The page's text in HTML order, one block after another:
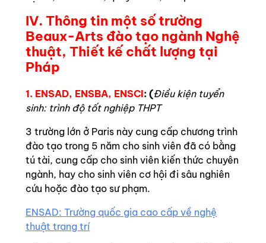
IV. Thông tin một số trường
Beaux-Arts đào tạo ngành Nghệ
thuật, Thiết kế chất lượng tại
Pháp
1. ENSAD, ENSBA, ENSCI: (Điều kiện tuyển
sinh: trình độ tốt nghiệp THPT
3 trường lớn ở Paris này cung cấp chương trình
đào tạo trong 5 năm cho sinh viên đã có bằng
tú tài, cung cấp cho sinh viên kiến thức chuyên
ngành, hay cho sinh viên cơ hội đi sâu nghiên
cứu hoặc đào tạo sư phạm.
ENSAD: Trường quốc gia cao cấp về nghệ
thuật trang trí